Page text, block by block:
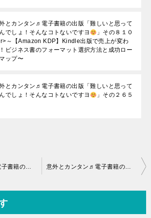
とカンタン♬電子書籍の出版「難しいと思って
でしょ！そんなコトないですヨ
」その８１０
～【Amazon KDP】Kindle出版で売上が変わ
ビジネス書のフォーマット選択方法と成功ロー
ップ〜
とカンタン♬電子書籍の出版「難しいと思って
でしょ！そんなコトないですヨ
」その２６５
意外とカンタン♬電子書籍の出版「難しいと思ってたんでしょ！そんなコトないですヨ 意外とカンタン♬電子書籍の出版「難しいと思ってたんでしょ！そんなコトないですヨ